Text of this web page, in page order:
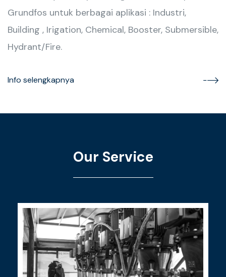
Grundfos untuk berbagai aplikasi : Industri,
Building , Irigation, Chemical, Booster, Submersible,
Hydrant/Fire.
Info selengkapnya
Our Service